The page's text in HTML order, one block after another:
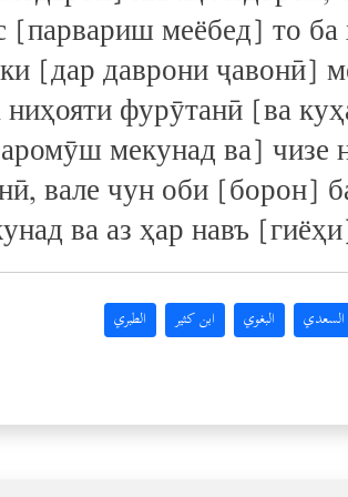
[парвариш меёбед] то
[дар даврони ҷавонӣ]
фурӯтанӣ [ва
мекунад ва] чизе
вале чун оби [борон]
ва аз ҳар навъ
السعدي البغوي ابن كثير الطبري